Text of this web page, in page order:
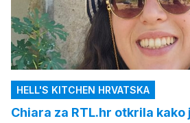
HELL'S KITCHEN HRVATSKA
Chiara za RTL.hr otkrila